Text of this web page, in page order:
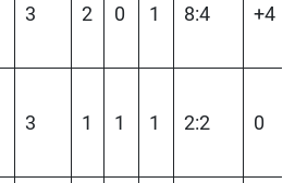
3 2 0 1 8:4 +4
3 1 1 1 2:2 0